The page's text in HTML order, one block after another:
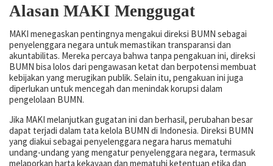
Alasan MAKI Menggugat
MAKI menegaskan pentingnya mengakui direksi BUMN sebagai
penyelenggara negara untuk memastikan transparansi dan
akuntabilitas. Mereka percaya bahwa tanpa pengakuan ini, direksi
BUMN bisa lolos dari pengawasan ketat dan berpotensi membuat
kebijakan yang merugikan publik. Selain itu, pengakuan ini juga
diperlukan untuk mencegah dan menindak korupsi dalam
pengelolaan BUMN.
Jika MAKI melanjutkan gugatan ini dan berhasil, perubahan besar
dapat terjadi dalam tata kelola BUMN di Indonesia. Direksi BUMN
yang diakui sebagai penyelenggara negara harus mematuhi
undang-undang yang mengatur penyelenggara negara, termasuk
melaporkan harta kekayaan dan mematuhi ketentuan etika dan